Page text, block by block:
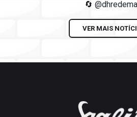
🔄
VER MAIS